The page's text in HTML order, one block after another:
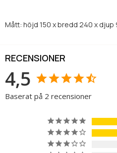
Mått: höjd 150 x bredd 240 x djup
RECENSIONER
4,5
Baserat på 2 recensioner